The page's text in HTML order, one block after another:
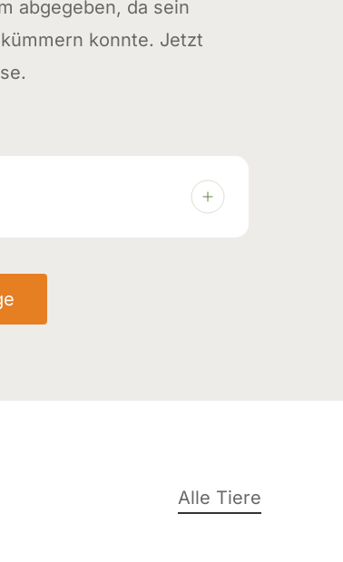
abgegeben, da sein
konnte. Jetzt
Alle Tiere